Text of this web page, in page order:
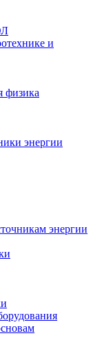
и
физика
энергии
энергии